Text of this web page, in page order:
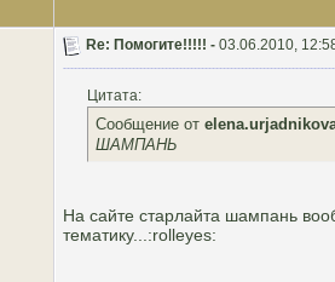
Re: Помогите!!!!! - 03.06.2010,
Цитата:
Сообщение от
ШАМПАНЬ
На сайте старлайта шампань
тематику...:rolleyes: